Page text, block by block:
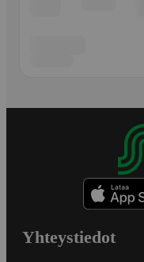
Yhteystiedot